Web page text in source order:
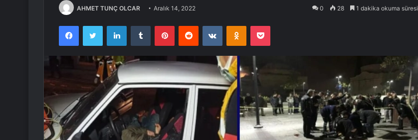
AHMET TUNÇ OLCAR Aralık 14, 2022 0 28 1 dakika okuma süresi
FacebookTwitter LinkedInTumblr PinterestReddit VKontakteOdnoklassniki
Pocket